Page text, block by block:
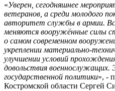
«Уверен, сегодняшнее
ветеранов, а среди молодого
авторитет службы в армии.
меняются вооружённые силы
о самом современном
укреплении материально-
улучшении условий
довольствия военнослужащих.
государственной политики», -
Костромской области Сергей